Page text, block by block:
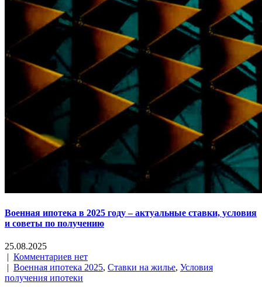
Военная ипотека в 2025 году – актуальные ставки, условия
и советы по получению
25.08.2025
| Комментариев нет
| Военная ипотека 2025, Ставки на жилье, Условия
получения ипотеки